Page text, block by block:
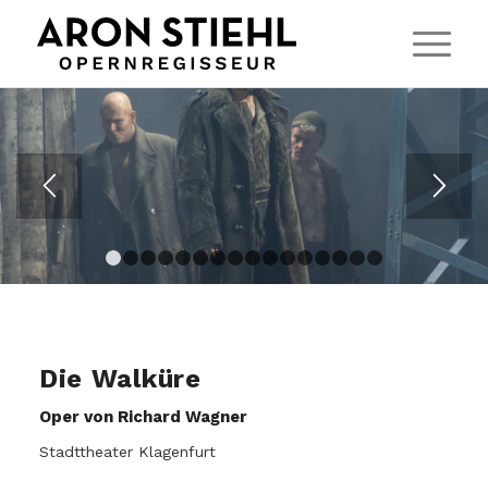
6 7 8 9 131415
Die Walküre
Oper von Richard Wagner
Stadttheater Klagenfurt